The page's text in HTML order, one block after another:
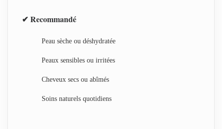
✔ Recommandé
Peau sèche ou déshydratée
Peaux sensibles ou irritées
Cheveux secs ou abîmés
Soins naturels quotidiens